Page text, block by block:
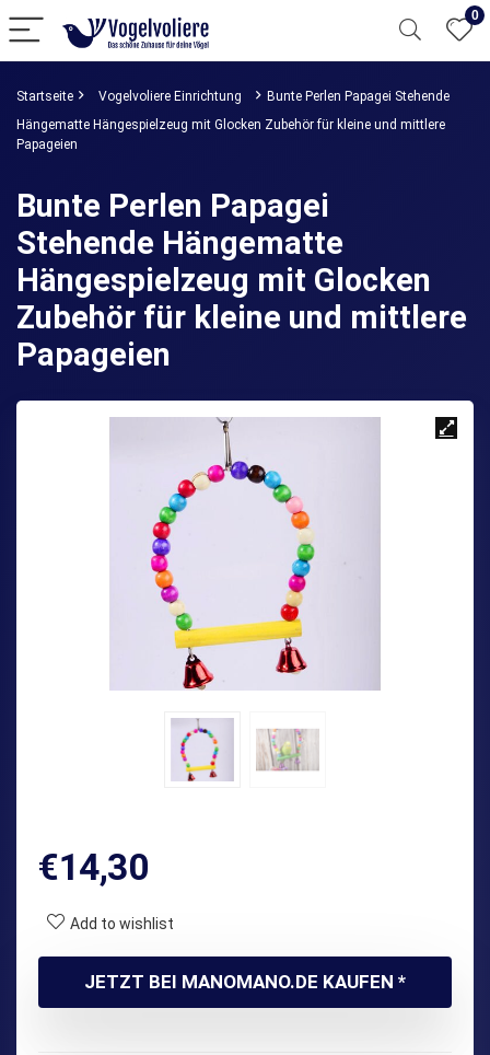
0
Startseite Vogelvoliere Einrichtung
Bunte Perlen Papagei Stehende
Hängematte Hängespielzeug mit Glocken Zubehör für kleine und mittlere
Papageien
Bunte Perlen Papagei
Stehende Hängematte
Hängespielzeug mit Glocken
Zubehör für kleine und mittlere
Papageien
€14,30
Add to wishlist
JETZT BEI MANOMANO.DE KAUFEN *